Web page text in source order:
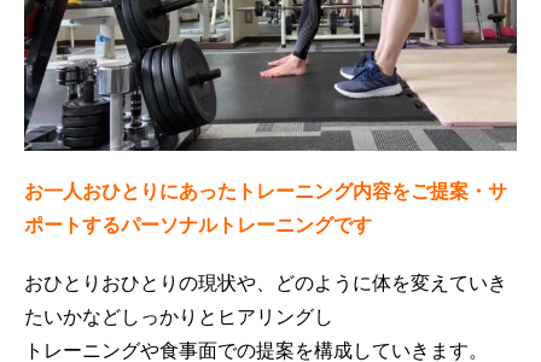
お一人おひとりにあったトレーニング内容をご提案・サ
ポートするパーソナルトレーニングです
おひとりおひとりの現状や、どのように体を変えていき
たいかなどしっかりとヒアリングし
トレーニングや食事面での提案を構成していきます。